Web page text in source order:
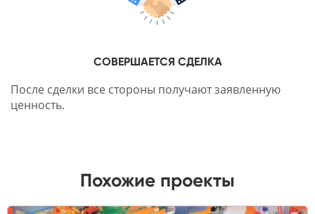
СОВЕРШАЕТСЯ СДЕЛКА
После сделки все стороны получают заявленную
ценность.
Похожие проекты